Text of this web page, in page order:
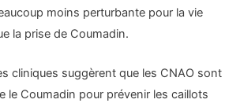
moins perturbante pour la vie
la prise de Coumadin.
cliniques suggèrent que les CNAO sont
le Coumadin pour prévenir les caillots